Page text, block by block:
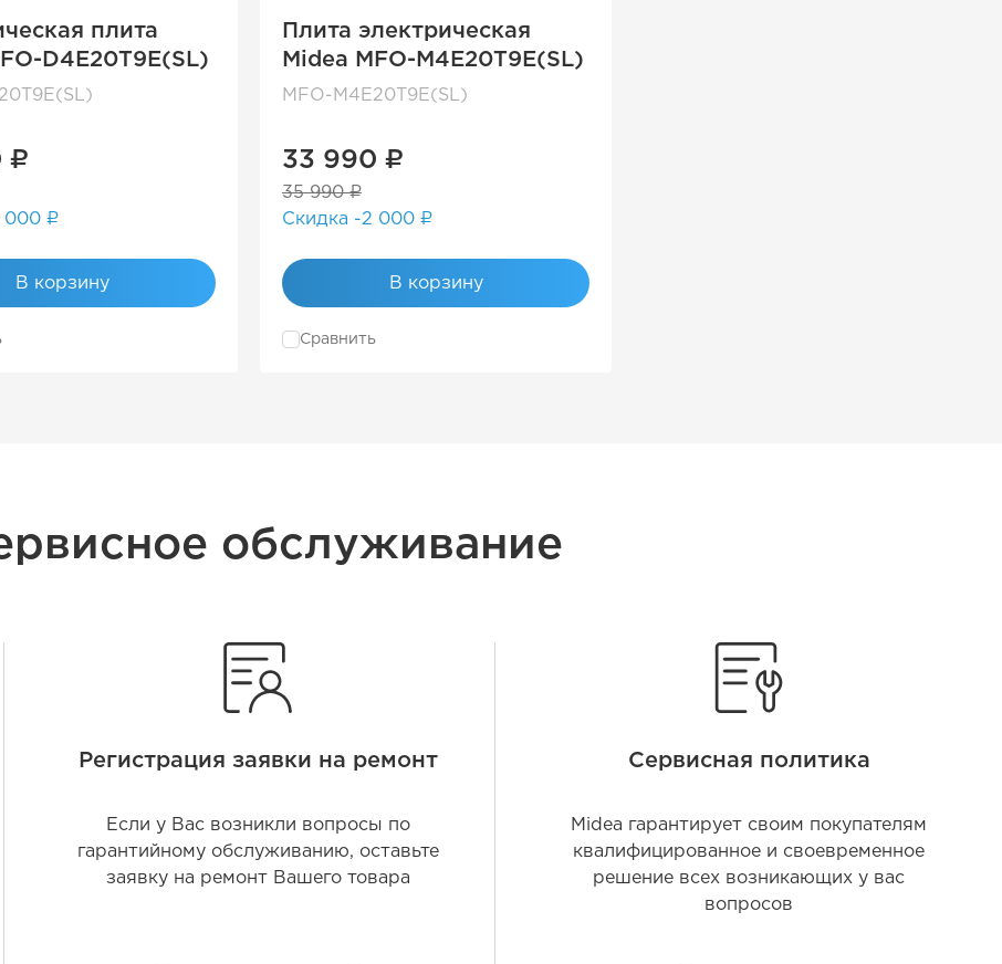
плита
D4E20T9E(SL)
₽
000 ₽
В корзину
Плита электрическая
Midea MFO-M4E20T9E(SL)
MFO-M4E20T9E(SL)
33 990 ₽
35 990 ₽
Скидка -2 000 ₽
В корзину
Сравнить
обслуживание
Регистрация заявки на ремонт
Если у Вас возникли вопросы по
гарантийному обслуживанию, оставьте
заявку на ремонт Вашего товара
Сервисная политика
Midea гарантирует своим покупателям
квалифицированное и своевременное
решение всех возникающих у вас
вопросов